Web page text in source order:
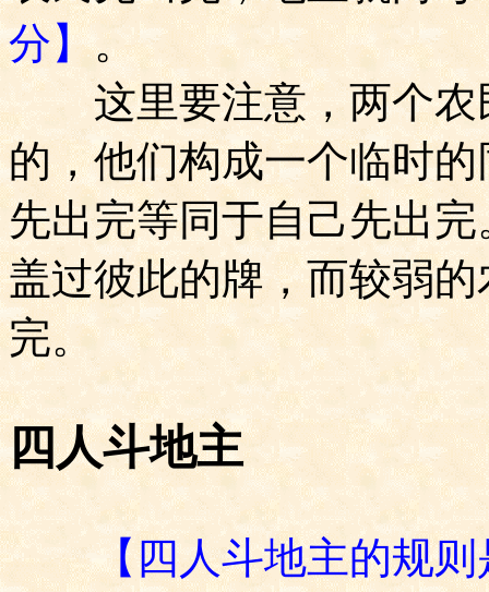
分】。
这里要注意，两个农
的，他们构成一个临时
先出完等同于自己先出
盖过彼此的牌，而较弱
完。
四人斗地主
【四人斗地主的规